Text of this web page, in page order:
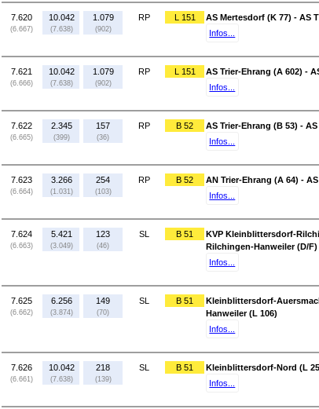
7.620
(6.667)
10.042
(7.638)
1.079
(902)
RP L 151
AS Mertesdorf (K 77) - AS
Infos...
7.621
(6.666)
10.042
(7.638)
1.079
(902)
RP L 151
AS Trier-Ehrang (A 602) -
Infos...
7.622
(6.665)
2.345
(399)
157
(36)
RP B 52
AS Trier-Ehrang (B 53) -
Infos...
7.623
(6.664)
3.266
(1.031)
254
(103)
RP B 52
AN Trier-Ehrang (A 64) -
Infos...
7.624
(6.663)
5.421
(3.049)
123
(46)
SL B 51
KVP Kleinblittersdorf-
Rilchingen-Hanweiler (D/F)
Infos...
7.625
(6.662)
6.256
(3.874)
149
(70)
SL B 51
Kleinblittersdorf-
Hanweiler (L 106)
Infos...
7.626
(6.661)
10.042
(7.638)
218
(139)
SL B 51
Kleinblittersdorf-Nord (L
Infos...